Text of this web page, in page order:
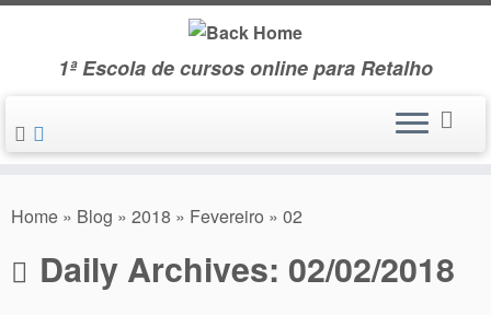
Skip
1ª Escola de cursos online para Retalho
Home » Blog » 2018 » Fevereiro » 02
Daily Archives: 02/02/2018